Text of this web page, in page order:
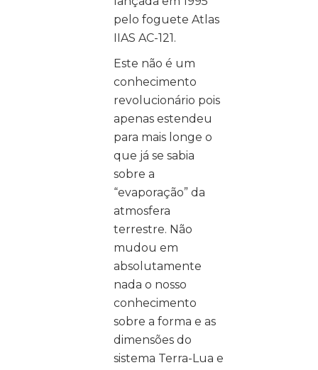
pelo foguete Atlas
IIAS AC-121.
Este não é um
conhecimento
revolucionário pois
apenas estendeu
para mais longe o
que já se sabia
sobre a
“evaporação” da
atmosfera
terrestre. Não
mudou em
absolutamente
nada o nosso
conhecimento
sobre a forma e as
dimensões do
sistema Terra-Lua e